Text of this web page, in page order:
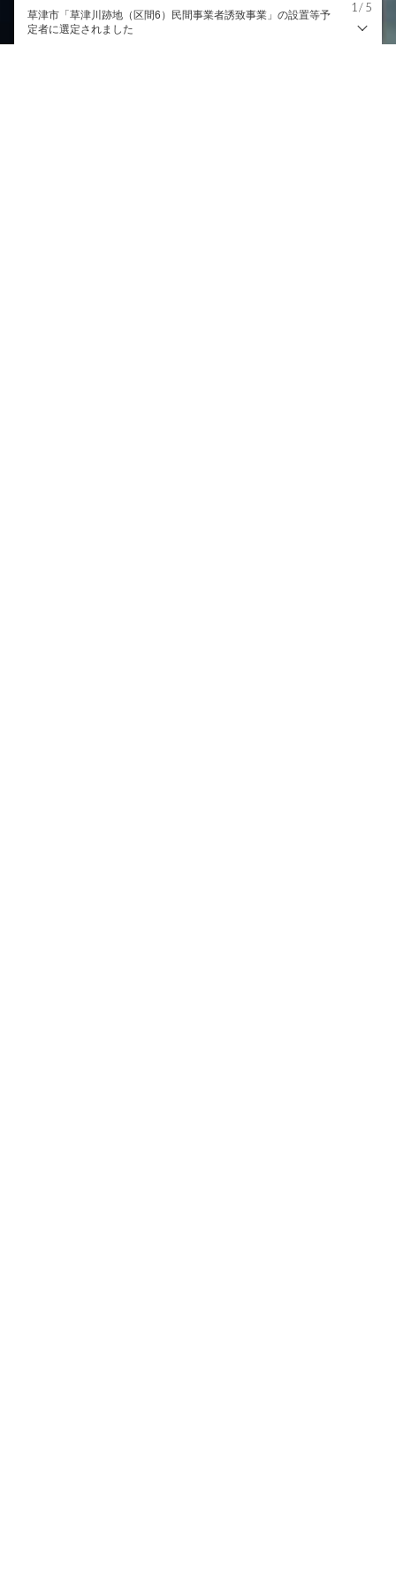
SAWAMURA、「京都四條 南座」を舞台とした入社式・社内表
彰式の新聞広告を3月13日より順次出稿…
草津市「草津川跡地（区間6）民間事業者誘致事業」の設置等予
定者に選定されました
1 /5